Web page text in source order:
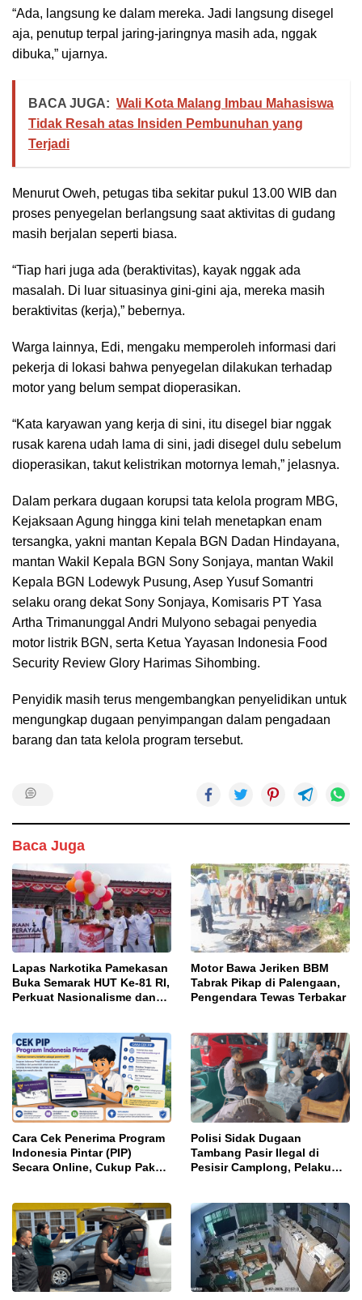
“Ada, langsung ke dalam mereka. Jadi langsung disegel
aja, penutup terpal jaring-jaringnya masih ada, nggak
dibuka,” ujarnya.
BACA JUGA: Wali Kota Malang Imbau Mahasiswa
Tidak Resah atas Insiden Pembunuhan yang
Terjadi
Menurut Oweh, petugas tiba sekitar pukul 13.00 WIB dan
proses penyegelan berlangsung saat aktivitas di gudang
masih berjalan seperti biasa.
“Tiap hari juga ada (beraktivitas), kayak nggak ada
masalah. Di luar situasinya gini-gini aja, mereka masih
beraktivitas (kerja),” bebernya.
Warga lainnya, Edi, mengaku memperoleh informasi dari
pekerja di lokasi bahwa penyegelan dilakukan terhadap
motor yang belum sempat dioperasikan.
“Kata karyawan yang kerja di sini, itu disegel biar nggak
rusak karena udah lama di sini, jadi disegel dulu sebelum
dioperasikan, takut kelistrikan motornya lemah,” jelasnya.
Dalam perkara dugaan korupsi tata kelola program MBG,
Kejaksaan Agung hingga kini telah menetapkan enam
tersangka, yakni mantan Kepala BGN Dadan Hindayana,
mantan Wakil Kepala BGN Sony Sonjaya, mantan Wakil
Kepala BGN Lodewyk Pusung, Asep Yusuf Somantri
selaku orang dekat Sony Sonjaya, Komisaris PT Yasa
Artha Trimanunggal Andri Mulyono sebagai penyedia
motor listrik BGN, serta Ketua Yayasan Indonesia Food
Security Review Glory Harimas Sihombing.
Penyidik masih terus mengembangkan penyelidikan untuk
mengungkap dugaan penyimpangan dalam pengadaan
barang dan tata kelola program tersebut.
Baca Juga
Lapas Narkotika Pamekasan
Buka Semarak HUT Ke-81 RI,
Perkuat Nasionalisme dan
Motor Bawa Jeriken BBM
Tabrak Pikap di Palengaan,
Pengendara Tewas Terbakar
Cara Cek Penerima Program
Indonesia Pintar (PIP)
Secara Online, Cukup Pakai
Polisi Sidak Dugaan
Tambang Pasir Ilegal di
Pesisir Camplong, Pelaku